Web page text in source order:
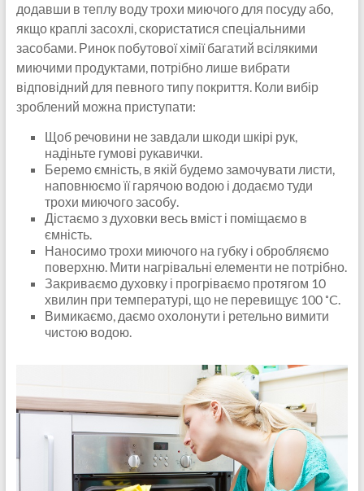
додавши в теплу воду трохи миючого для посуду або,
якщо краплі засохлі, скористатися спеціальними
засобами. Ринок побутової хімії багатий всілякими
миючими продуктами, потрібно лише вибрати
відповідний для певного типу покриття. Коли вибір
зроблений можна приступати:
Щоб речовини не завдали шкоди шкірі рук,
надіньте гумові рукавички.
Беремо ємність, в якій будемо замочувати листи,
наповнюємо її гарячою водою і додаємо туди
трохи миючого засобу.
Дістаємо з духовки весь вміст і поміщаємо в
ємність.
Наносимо трохи миючого на губку і обробляємо
поверхню. Мити нагрівальні елементи не потрібно.
Закриваємо духовку і прогріваємо протягом 10
хвилин при температурі, що не перевищує 100 ˚C.
Вимикаємо, даємо охолонути і ретельно вимити
чистою водою.